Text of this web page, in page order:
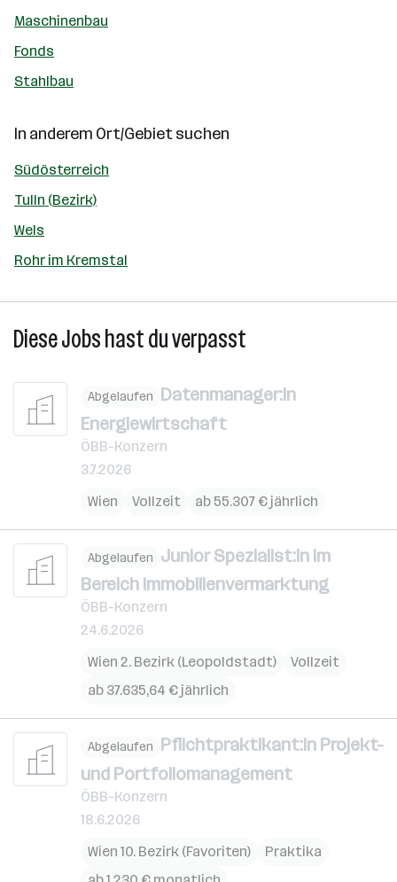
Maschinenbau
Fonds
Stahlbau
In anderem Ort/Gebiet suchen
Südösterreich
Tulln (Bezirk)
Wels
Rohr im Kremstal
Diese Jobs hast du verpasst
Abgelaufen Datenmanager:in
Energiewirtschaft
ÖBB-Konzern
3.7.2026
Wien
Vollzeit ab 55.307 € jährlich
Abgelaufen Junior Spezialist:in im
Bereich Immobilienvermarktung
ÖBB-Konzern
24.6.2026
Wien 2. Bezirk (Leopoldstadt)
Vollzeit
ab 37.635,64 € jährlich
Abgelaufen Pflichtpraktikant:in Projekt-
und Portfoliomanagement
ÖBB-Konzern
18.6.2026
Wien 10. Bezirk (Favoriten)
Praktika